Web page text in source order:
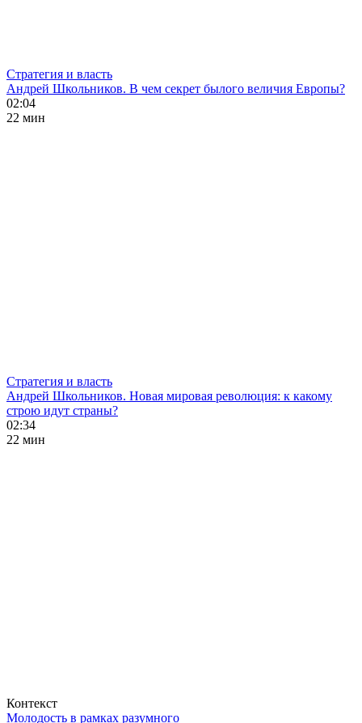
Стратегия и власть
Андрей Школьников. В чем секрет былого величия Европы?
02:04
22 мин
Стратегия и власть
Андрей Школьников. Новая мировая революция: к какому
строю идут страны?
02:34
22 мин
Контекст
Молодость в рамках разумного